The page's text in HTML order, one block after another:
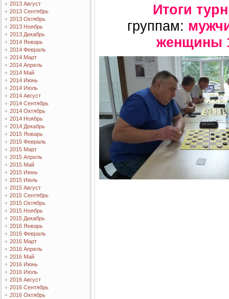
2013 Август
2013 Сентябрь
2013 Октябрь
2013 Ноябрь
2013 Декабрь
2014 Январь
2014 Февраль
2014 Март
2014 Апрель
2014 Май
2014 Июнь
2014 Июль
2014 Август
2014 Сентябрь
2014 Октябрь
2014 Ноябрь
2014 Декабрь
2015 Январь
2015 Февраль
2015 Март
2015 Апрель
2015 Май
2015 Июнь
2015 Июль
2015 Август
2015 Сентябрь
2015 Октябрь
2015 Ноябрь
2015 Декабрь
2016 Январь
2016 Февраль
2016 Март
2016 Апрель
2016 Май
2016 Июнь
2016 Июль
2016 Август
2016 Сентябрь
2016 Октябрь
Итоги
группам:
женщины